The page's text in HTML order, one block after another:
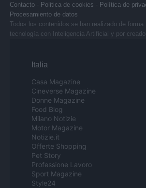
Contacto - Politica de cookies - Política de
Procesamiento de datos
Todos los contenidos se han realizado de forma
tecnología con Inteligencia Artificial y por
Italia
Casa Magazine
Cineverse Magazine
Donne Magazine
Food Blog
Milano Notizie
Motor Magazine
Notizie.it
Offerte Shopping
Pet Story
Professione Lavoro
Sport Magazine
Style24